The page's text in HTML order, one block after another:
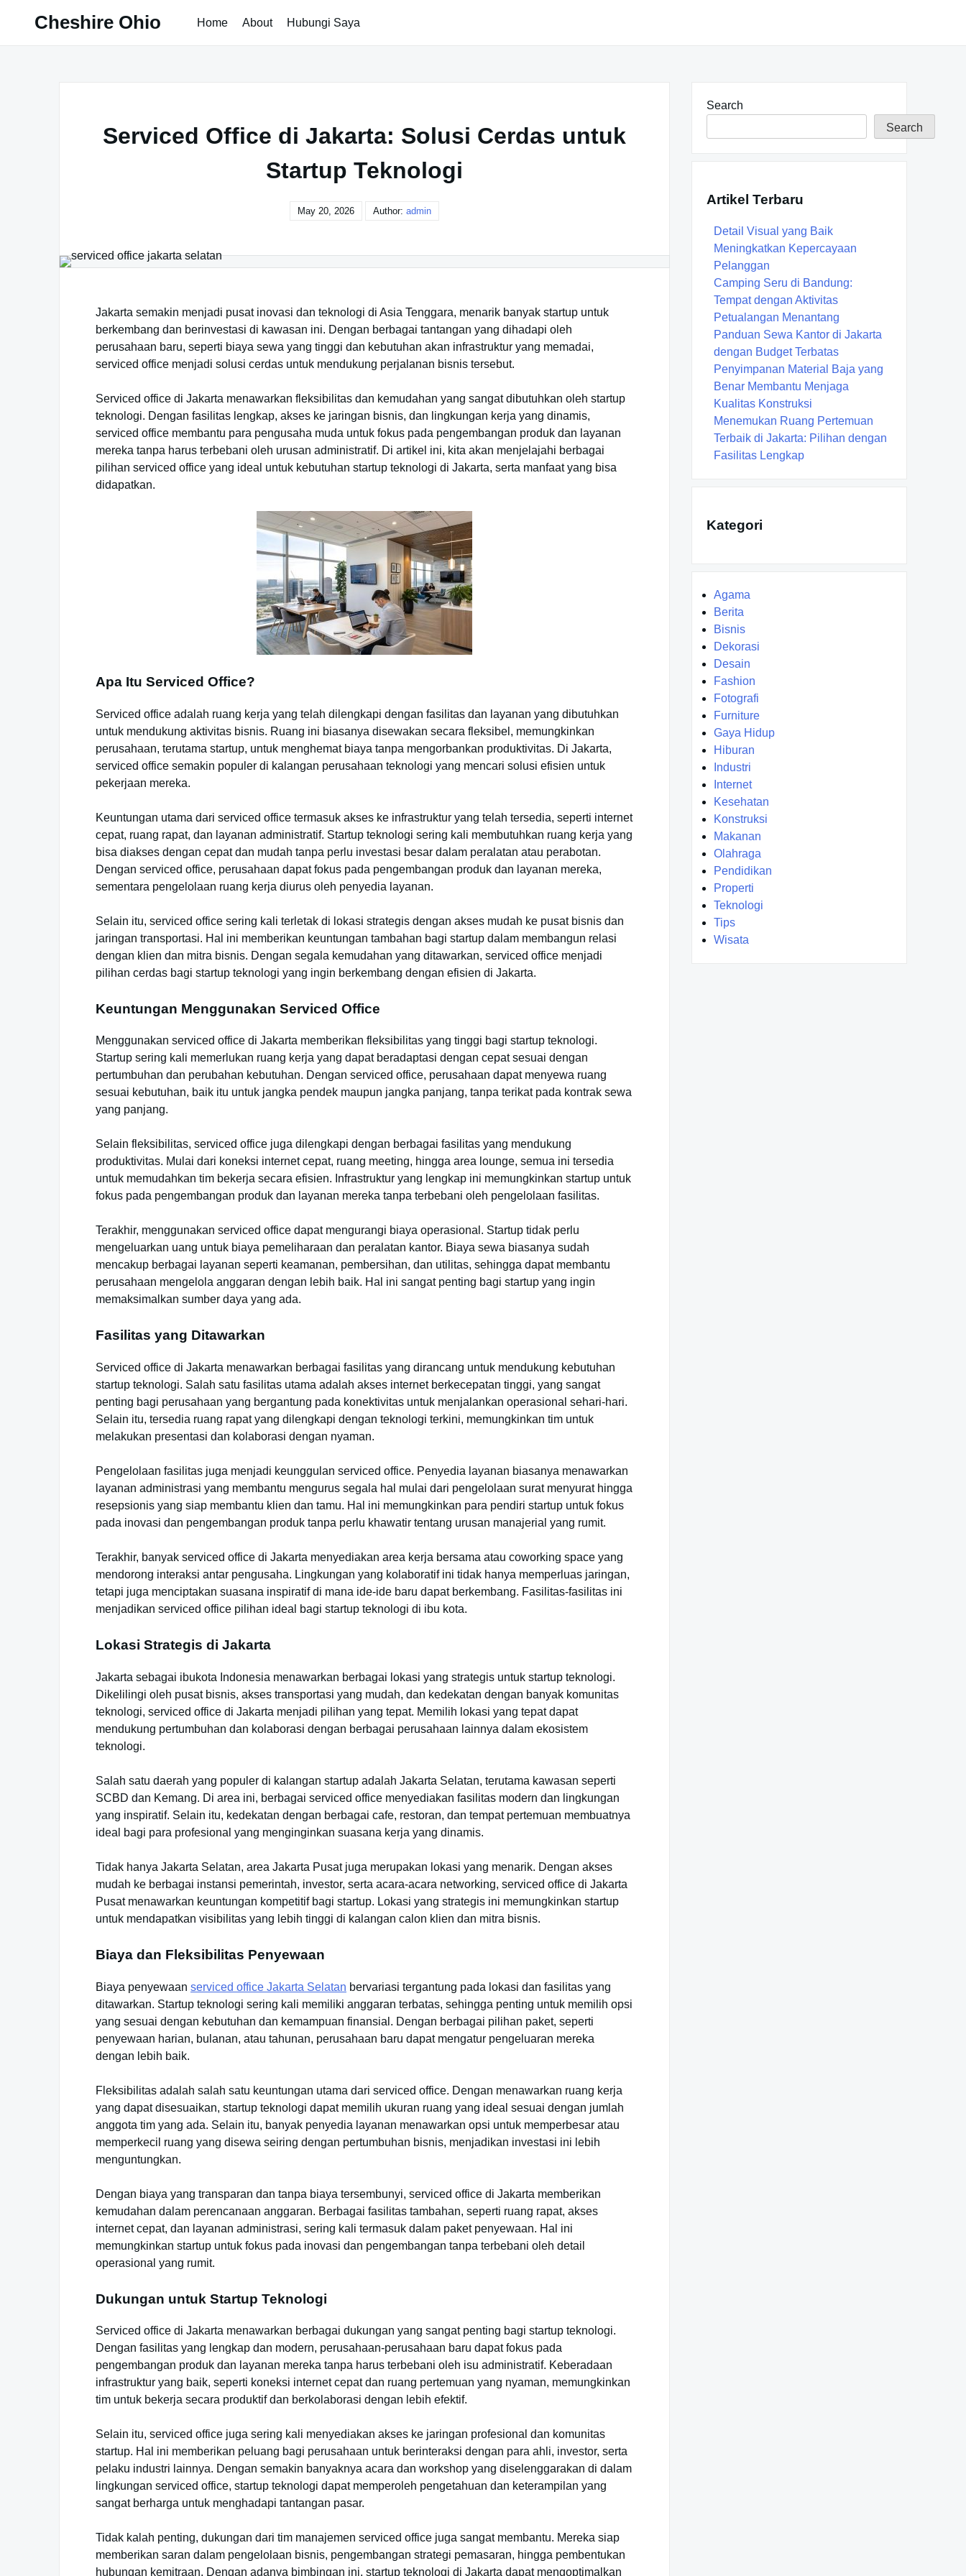
Cheshire Ohio Home About Hubungi Saya
Serviced Office di Jakarta: Solusi Cerdas untuk
Startup Teknologi
May 20, 2026 Author: admin
Jakarta semakin menjadi pusat inovasi dan teknologi di Asia Tenggara, menarik banyak startup untuk
berkembang dan berinvestasi di kawasan ini. Dengan berbagai tantangan yang dihadapi oleh
perusahaan baru, seperti biaya sewa yang tinggi dan kebutuhan akan infrastruktur yang memadai,
serviced office menjadi solusi cerdas untuk mendukung perjalanan bisnis tersebut.
Serviced office di Jakarta menawarkan fleksibilitas dan kemudahan yang sangat dibutuhkan oleh startup
teknologi. Dengan fasilitas lengkap, akses ke jaringan bisnis, dan lingkungan kerja yang dinamis,
serviced office membantu para pengusaha muda untuk fokus pada pengembangan produk dan layanan
mereka tanpa harus terbebani oleh urusan administratif. Di artikel ini, kita akan menjelajahi berbagai
pilihan serviced office yang ideal untuk kebutuhan startup teknologi di Jakarta, serta manfaat yang bisa
didapatkan.
Apa Itu Serviced Office?
Serviced office adalah ruang kerja yang telah dilengkapi dengan fasilitas dan layanan yang dibutuhkan
untuk mendukung aktivitas bisnis. Ruang ini biasanya disewakan secara fleksibel, memungkinkan
perusahaan, terutama startup, untuk menghemat biaya tanpa mengorbankan produktivitas. Di Jakarta,
serviced office semakin populer di kalangan perusahaan teknologi yang mencari solusi efisien untuk
pekerjaan mereka.
Keuntungan utama dari serviced office termasuk akses ke infrastruktur yang telah tersedia, seperti internet
cepat, ruang rapat, dan layanan administratif. Startup teknologi sering kali membutuhkan ruang kerja yang
bisa diakses dengan cepat dan mudah tanpa perlu investasi besar dalam peralatan atau perabotan.
Dengan serviced office, perusahaan dapat fokus pada pengembangan produk dan layanan mereka,
sementara pengelolaan ruang kerja diurus oleh penyedia layanan.
Selain itu, serviced office sering kali terletak di lokasi strategis dengan akses mudah ke pusat bisnis dan
jaringan transportasi. Hal ini memberikan keuntungan tambahan bagi startup dalam membangun relasi
dengan klien dan mitra bisnis. Dengan segala kemudahan yang ditawarkan, serviced office menjadi
pilihan cerdas bagi startup teknologi yang ingin berkembang dengan efisien di Jakarta.
Keuntungan Menggunakan Serviced Office
Menggunakan serviced office di Jakarta memberikan fleksibilitas yang tinggi bagi startup teknologi.
Startup sering kali memerlukan ruang kerja yang dapat beradaptasi dengan cepat sesuai dengan
pertumbuhan dan perubahan kebutuhan. Dengan serviced office, perusahaan dapat menyewa ruang
sesuai kebutuhan, baik itu untuk jangka pendek maupun jangka panjang, tanpa terikat pada kontrak sewa
yang panjang.
Selain fleksibilitas, serviced office juga dilengkapi dengan berbagai fasilitas yang mendukung
produktivitas. Mulai dari koneksi internet cepat, ruang meeting, hingga area lounge, semua ini tersedia
untuk memudahkan tim bekerja secara efisien. Infrastruktur yang lengkap ini memungkinkan startup untuk
fokus pada pengembangan produk dan layanan mereka tanpa terbebani oleh pengelolaan fasilitas.
Terakhir, menggunakan serviced office dapat mengurangi biaya operasional. Startup tidak perlu
mengeluarkan uang untuk biaya pemeliharaan dan peralatan kantor. Biaya sewa biasanya sudah
mencakup berbagai layanan seperti keamanan, pembersihan, dan utilitas, sehingga dapat membantu
perusahaan mengelola anggaran dengan lebih baik. Hal ini sangat penting bagi startup yang ingin
memaksimalkan sumber daya yang ada.
Fasilitas yang Ditawarkan
Serviced office di Jakarta menawarkan berbagai fasilitas yang dirancang untuk mendukung kebutuhan
startup teknologi. Salah satu fasilitas utama adalah akses internet berkecepatan tinggi, yang sangat
penting bagi perusahaan yang bergantung pada konektivitas untuk menjalankan operasional sehari-hari.
Selain itu, tersedia ruang rapat yang dilengkapi dengan teknologi terkini, memungkinkan tim untuk
melakukan presentasi dan kolaborasi dengan nyaman.
Pengelolaan fasilitas juga menjadi keunggulan serviced office. Penyedia layanan biasanya menawarkan
layanan administrasi yang membantu mengurus segala hal mulai dari pengelolaan surat menyurat hingga
resepsionis yang siap membantu klien dan tamu. Hal ini memungkinkan para pendiri startup untuk fokus
pada inovasi dan pengembangan produk tanpa perlu khawatir tentang urusan manajerial yang rumit.
Terakhir, banyak serviced office di Jakarta menyediakan area kerja bersama atau coworking space yang
mendorong interaksi antar pengusaha. Lingkungan yang kolaboratif ini tidak hanya memperluas jaringan,
tetapi juga menciptakan suasana inspiratif di mana ide-ide baru dapat berkembang. Fasilitas-fasilitas ini
menjadikan serviced office pilihan ideal bagi startup teknologi di ibu kota.
Lokasi Strategis di Jakarta
Jakarta sebagai ibukota Indonesia menawarkan berbagai lokasi yang strategis untuk startup teknologi.
Dikelilingi oleh pusat bisnis, akses transportasi yang mudah, dan kedekatan dengan banyak komunitas
teknologi, serviced office di Jakarta menjadi pilihan yang tepat. Memilih lokasi yang tepat dapat
mendukung pertumbuhan dan kolaborasi dengan berbagai perusahaan lainnya dalam ekosistem
teknologi.
Salah satu daerah yang populer di kalangan startup adalah Jakarta Selatan, terutama kawasan seperti
SCBD dan Kemang. Di area ini, berbagai serviced office menyediakan fasilitas modern dan lingkungan
yang inspiratif. Selain itu, kedekatan dengan berbagai cafe, restoran, dan tempat pertemuan membuatnya
ideal bagi para profesional yang menginginkan suasana kerja yang dinamis.
Tidak hanya Jakarta Selatan, area Jakarta Pusat juga merupakan lokasi yang menarik. Dengan akses
mudah ke berbagai instansi pemerintah, investor, serta acara-acara networking, serviced office di Jakarta
Pusat menawarkan keuntungan kompetitif bagi startup. Lokasi yang strategis ini memungkinkan startup
untuk mendapatkan visibilitas yang lebih tinggi di kalangan calon klien dan mitra bisnis.
Biaya dan Fleksibilitas Penyewaan
Biaya penyewaan serviced office Jakarta Selatan bervariasi tergantung pada lokasi dan fasilitas yang
ditawarkan. Startup teknologi sering kali memiliki anggaran terbatas, sehingga penting untuk memilih opsi
yang sesuai dengan kebutuhan dan kemampuan finansial. Dengan berbagai pilihan paket, seperti
penyewaan harian, bulanan, atau tahunan, perusahaan baru dapat mengatur pengeluaran mereka
dengan lebih baik.
Fleksibilitas adalah salah satu keuntungan utama dari serviced office. Dengan menawarkan ruang kerja
yang dapat disesuaikan, startup teknologi dapat memilih ukuran ruang yang ideal sesuai dengan jumlah
anggota tim yang ada. Selain itu, banyak penyedia layanan menawarkan opsi untuk memperbesar atau
memperkecil ruang yang disewa seiring dengan pertumbuhan bisnis, menjadikan investasi ini lebih
menguntungkan.
Dengan biaya yang transparan dan tanpa biaya tersembunyi, serviced office di Jakarta memberikan
kemudahan dalam perencanaan anggaran. Berbagai fasilitas tambahan, seperti ruang rapat, akses
internet cepat, dan layanan administrasi, sering kali termasuk dalam paket penyewaan. Hal ini
memungkinkan startup untuk fokus pada inovasi dan pengembangan tanpa terbebani oleh detail
operasional yang rumit.
Dukungan untuk Startup Teknologi
Serviced office di Jakarta menawarkan berbagai dukungan yang sangat penting bagi startup teknologi.
Dengan fasilitas yang lengkap dan modern, perusahaan-perusahaan baru dapat fokus pada
pengembangan produk dan layanan mereka tanpa harus terbebani oleh isu administratif. Keberadaan
infrastruktur yang baik, seperti koneksi internet cepat dan ruang pertemuan yang nyaman, memungkinkan
tim untuk bekerja secara produktif dan berkolaborasi dengan lebih efektif.
Selain itu, serviced office juga sering kali menyediakan akses ke jaringan profesional dan komunitas
startup. Hal ini memberikan peluang bagi perusahaan untuk berinteraksi dengan para ahli, investor, serta
pelaku industri lainnya. Dengan semakin banyaknya acara dan workshop yang diselenggarakan di dalam
lingkungan serviced office, startup teknologi dapat memperoleh pengetahuan dan keterampilan yang
sangat berharga untuk menghadapi tantangan pasar.
Tidak kalah penting, dukungan dari tim manajemen serviced office juga sangat membantu. Mereka siap
memberikan saran dalam pengelolaan bisnis, pengembangan strategi pemasaran, hingga pembentukan
hubungan kemitraan. Dengan adanya bimbingan ini, startup teknologi di Jakarta dapat mengoptimalkan
Search
Search
Artikel Terbaru
Detail Visual yang Baik
Meningkatkan Kepercayaan
Pelanggan
Camping Seru di Bandung:
Tempat dengan Aktivitas
Petualangan Menantang
Panduan Sewa Kantor di Jakarta
dengan Budget Terbatas
Penyimpanan Material Baja yang
Benar Membantu Menjaga
Kualitas Konstruksi
Menemukan Ruang Pertemuan
Terbaik di Jakarta: Pilihan dengan
Fasilitas Lengkap
Kategori
Agama
Berita
Bisnis
Dekorasi
Desain
Fashion
Fotografi
Furniture
Gaya Hidup
Hiburan
Industri
Internet
Kesehatan
Konstruksi
Makanan
Olahraga
Pendidikan
Properti
Teknologi
Tips
Wisata